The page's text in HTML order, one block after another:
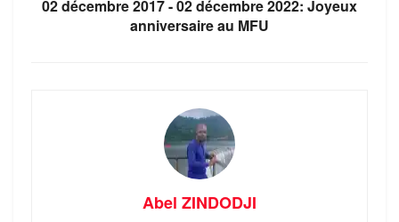
02 décembre 2017 - 02 décembre 2022: Joyeux
anniversaire au MFU
Abel ZINDODJI